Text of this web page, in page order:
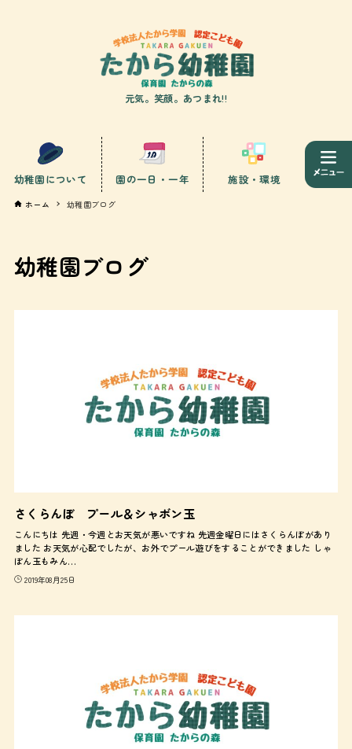
元気。笑顔。あつまれ!!
幼稚園について 園の一日・一年 施設・環境
ホーム 幼稚園ブログ
幼稚園ブログ
さくらんぼ プール＆シャボン玉
こんにちは 先週・今週とお天気が悪いですね 先週金曜日にはさくらんぼがあり
ました お天気が心配でしたが、お外でプール遊びをすることができました しゃ
ぼん玉もみん…
2019年08月25日